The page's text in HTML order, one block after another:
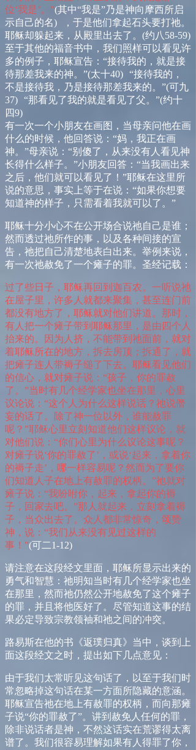
位‘我是’。”(其中“我是”乃是神向摩西所启
示自己的名)
，于是他们拿起石头要打祂。
耶稣却躲起来，从殿里出去了。 (约八 58-59)
至于其他的福音书中，我们照样可以看见许
多的例子，耶稣宣告： “接待我的，就是接
待那差我来的神。 ”(太十40) “接待我的，
不是接待我，乃是接待那差我来的。 ”(可九
37) “那看见了我的就是看见了父。 ”(约十
四9)
有一次一个小朋友在画图，当母亲问他在画
什么的时候，他回答说： “妈 ，我正在画
神。 ”母亲说： “别傻了，从来没有人看见神
长得什么样子。 ”小朋友回答： “当我画出来
之后，他们就可以看见了！ ”耶稣在这里所
说的意思，事实上等于在说： “如果你想要
知道神的样子，只需看着我就可以了。 ”
耶稣十分小心不在公开场合说祂自己是谁；
然而透过祂所作的事，以及各种间接的宣
告，祂把自己清楚地表白出来。举例来说，
有一次祂赦免了一个瘫子的罪。圣经记载：
过了些日子，耶稣再回到迦百农。一听说祂
在屋子里，许多人就都来聚集，甚至连门前
都没有地方了，耶稣就对他们讲道。那时，
有人把一个瘫子带到耶稣那里，是由四个人
抬来的。因为人挤，不能带到祂面前，就对
着耶稣所在的地方，拆去房顶；拆通了，就
把瘫子连人带褥子缒了下去。耶稣看见他们
的信心，就对瘫子说：“孩子，你的罪赦
了。”当时有几个经学家也坐在那里，心里
议论说：“这个人为什么这样说话？祂说僭
妄的话了。除了神一位以外，谁能赦罪
呢？”耶稣心里立刻知道他们这样议论，就
对他们说：“你们心里为什么议论这事呢？
对瘫子说‘你的罪赦了’，或说‘起来，拿着你
的褥子走’，哪一样容易呢？然而为了要你
们知道人子在地上有赦罪的权柄。”祂就对
瘫子说：“我吩咐你，起来，拿起你的褥
子，回家去吧。”那人就起来，立刻拿着褥
子，当众出去了。众人都非常惊奇，颂赞
神，说：“我们从来没有见过这样的
事！”(可二1-12)
请注意在这段经文里面，耶稣所显示出来的
勇气和智慧：祂明知当时有几个经学家也坐
在那里，然而祂仍然公开地赦免了这个瘫子
的罪，并且将他医好了。尽管知道这事的结
果必定导致宗教领袖和祂之间的冲突。
路易斯在他的书《返璞归真》当中，谈到上
面这段经文之时，提出如下几点意见：
由于我们太常听见这句话了，以至于我们时
常忽略掉这句话在某一方面所隐藏的意涵。
耶稣宣告祂在地上有赦罪的权柄，而向那瘫
子说“你的罪赦了”。讲到赦免人任何的罪，
除非说话者是神，不然这话实在荒谬得太离
谱了。我们很容易理解如果有人得罪了你，